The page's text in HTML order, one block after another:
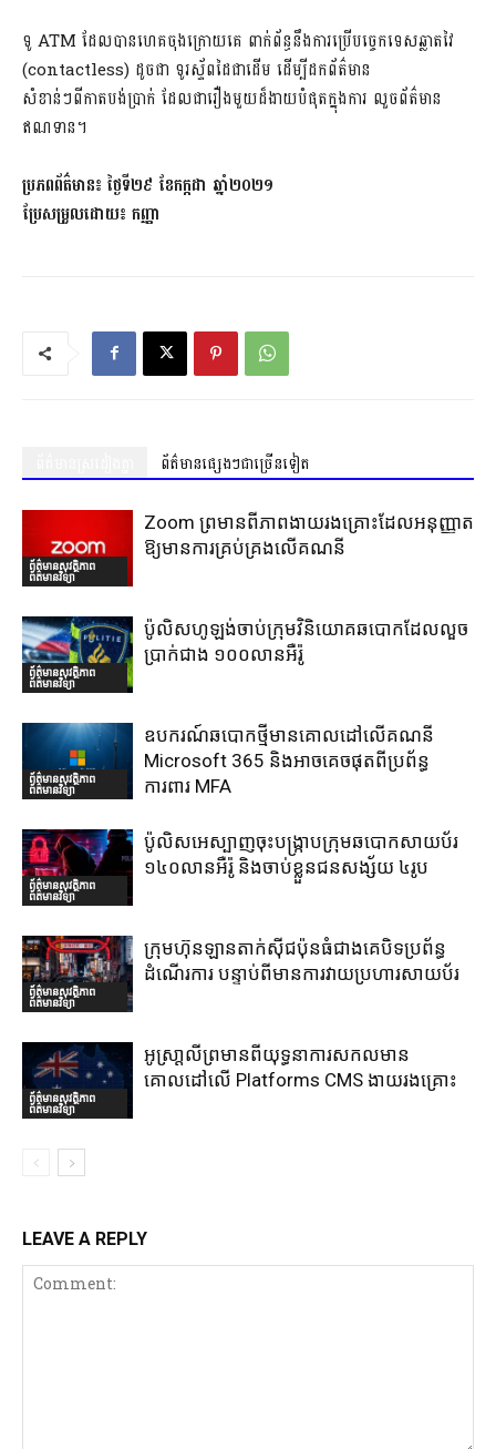
ទូ ATM ដែលបានហេគចុងក្រោយគេ ពាក់ព័ន្ធនឹងការប្រើបច្ចេកទេសឆ្លាតវៃ
(contactless) ដូចជា ទូរស្ទ័ពដៃជាដើម ដើម្បីដកព័ត៌មាន
សំខាន់ៗពីកាតបង់ប្រាក់ ដែលជារឿងមួយដ៏ងាយបំផុតក្នុងការ លួចព័ត៌មាន
ឥណទាន។
ប្រភពព័ត៌មាន៖​ ថ្ងៃទី២៩ ខែកក្កដា ឆ្នាំ២០២១
ប្រែសម្រួលដោយ៖ កញ្ញា
ព័ត៌មានផ្សេងៗជាច្រើនទៀត
ព័ត៌មានសុវត្ថិភាព
ព័ត៌មានវិទ្យា
Zoom ព្រមានពីភាពងាយរងគ្រោះដែលអនុញ្ញាត
ឱ្យមានការគ្រប់គ្រងលើគណនី
ព័ត៌មានសុវត្ថិភាព
ព័ត៌មានវិទ្យា
ប៉ូលិសហូឡង់ចាប់ក្រុមវិនិយោគឆបោកដែលលួច
ប្រាក់ជាង ១០០លានអឺរ៉ូ
ព័ត៌មានសុវត្ថិភាព
ព័ត៌មានវិទ្យា
ឧបករណ៍ឆបោកថ្មីមានគោលដៅលើគណនី
Microsoft 365 និងអាចគេចផុតពីប្រព័ន្ធ
ការពារ MFA
ព័ត៌មានសុវត្ថិភាព
ព័ត៌មានវិទ្យា
ប៉ូលិសអេស្បាញចុះបង្រ្កាបក្រុមឆបោកសាយប័រ
១៤០លានអឺរ៉ូ និងចាប់ខ្លួនជនសង្ស័យ ៤រូប
ព័ត៌មានសុវត្ថិភាព
ព័ត៌មានវិទ្យា
ក្រុមហ៊ុនឡានតាក់ស៊ីជប៉ុនធំជាងគេបិទប្រព័ន្ធ
ដំណើរការ បន្ទាប់ពីមានការវាយប្រហារសាយប័រ
ព័ត៌មានសុវត្ថិភាព
ព័ត៌មានវិទ្យា
អូស្រា្តលីព្រមានពីយុទ្ធនាការសកលមាន
គោលដៅលើ Platforms CMS ងាយរងគ្រោះ
LEAVE A REPLY